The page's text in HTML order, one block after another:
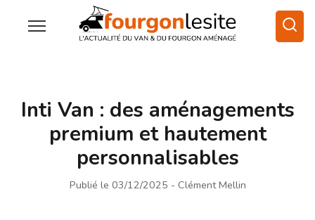
Inti Van : des aménagements
premium et hautement
personnalisables
Publié le 03/12/2025 - Clément Mellin